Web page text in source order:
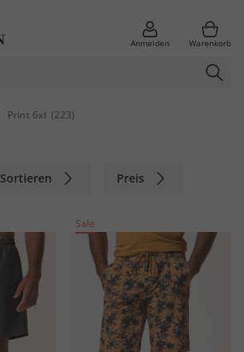
Anmelden Warenkorb
Print 6xl (223)
Sortieren Preis
Nachhaltig
Sale